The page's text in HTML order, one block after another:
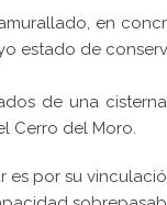
en
estado de
de una
Cerro del Moro.
es por su